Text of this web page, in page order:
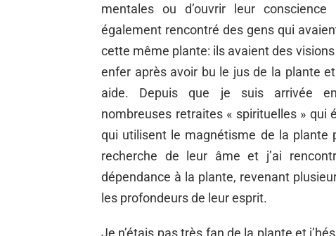
mentales ou d’ouvrir leur
également rencontré des gens qui
cette même plante: ils avaient des
enfer après avoir bu le jus de la plante
aide. Depuis que je suis arrivée
nombreuses retraites « spirituelles »
qui utilisent le magnétisme de la plante
recherche de leur âme et j’ai
dépendance à la plante, revenant
les profondeurs de leur esprit.
Je n’étais pas très fan de la plante et